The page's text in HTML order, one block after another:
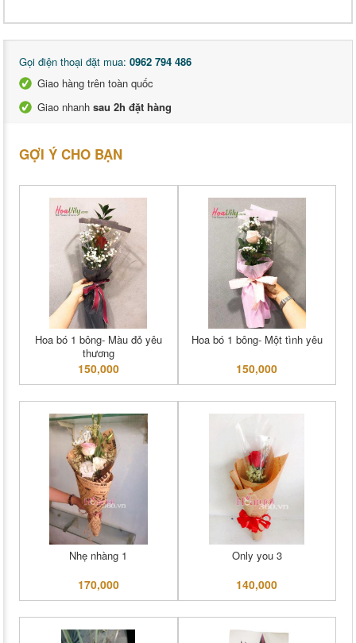
Gọi điện thoại đặt mua: 0962 794 486
Giao hàng trên toàn quốc
Giao nhanh sau 2h đặt hàng
GỢI Ý CHO BẠN
Hoa bó 1 bông- Màu đỏ yêu
thương
150,000
Hoa bó 1 bông- Một tình yêu
150,000
Nhẹ nhàng 1
170,000
Only you 3
140,000